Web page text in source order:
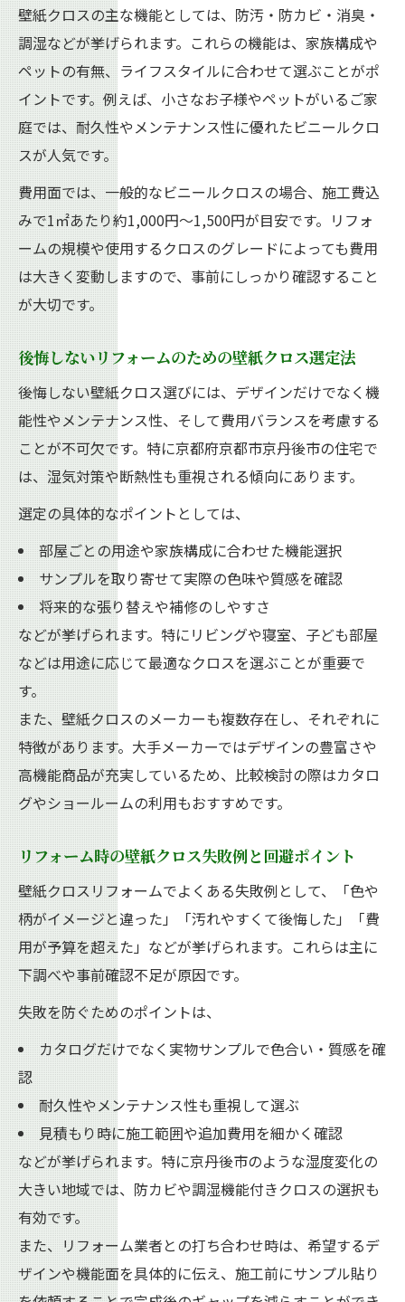
術
壁紙クロスリフォームの見積もりポイント
を紹介
費用を抑える壁紙クロスリフォームのコツ
機能性を重視したクロス選定のポイント
リフォーム時に重視すべき壁紙クロスの機
能性
リフォーム成功のための機能性クロスの選
び方
壁紙クロスリフォームで注目の防汚・消臭
機能とは
リフォーム時の機能性壁紙クロス比較ポイ
ント
機能性重視のリフォームで失敗しないクロ
ス選定術
補修と張替えで迷う時の最適判断法とは
リフォーム時の壁紙クロス補修か張替えか
の見極め方
壁紙クロスリフォームで迷う補修と張替え
の基準
リフォームの壁紙クロス補修費用と張替え
費用比較
壁紙クロスリフォームでの補修適用パター
ンとは
リフォーム時に知りたい壁紙クロス補修の
目安
部屋の広さ別リフォーム費用の考え方
リフォーム時の壁紙クロス費用と部屋サイ
ズの関係
8畳や20畳に合わせた壁紙クロスリフォーム
の目安
リフォーム費用を広さ別に壁紙クロスで比
較検討
部屋の㎡数で変わる壁紙クロスリフォーム
費用
リフォーム時に役立つ壁紙クロスの必要量
算出法
クロスメーカー比較で理想の空間づくり
リフォームで選ぶ壁紙クロスの主要メーカ
ー特徴
リフォーム時の壁紙クロスメーカー比較ポ
イント
壁紙クロスリフォームに役立つメーカーの
壁紙クロスの主な機能としては、防汚・防カビ・消臭・
調湿などが挙げられます。これらの機能は、家族構成や
ペットの有無、ライフスタイルに合わせて選ぶことがポ
イントです。例えば、小さなお子様やペットがいるご家
庭では、耐久性やメンテナンス性に優れたビニールクロ
スが人気です。
費用面では、一般的なビニールクロスの場合、施工費込
みで1㎡あたり約1,000円～1,500円が目安です。リフォ
ームの規模や使用するクロスのグレードによっても費用
は大きく変動しますので、事前にしっかり確認すること
が大切です。
後悔しないリフォームのための壁紙クロス選定法
後悔しない壁紙クロス選びには、デザインだけでなく機
能性やメンテナンス性、そして費用バランスを考慮する
ことが不可欠です。特に京都府京都市京丹後市の住宅で
は、湿気対策や断熱性も重視される傾向にあります。
選定の具体的なポイントとしては、
部屋ごとの用途や家族構成に合わせた機能選択
サンプルを取り寄せて実際の色味や質感を確認
将来的な張り替えや補修のしやすさ
などが挙げられます。特にリビングや寝室、子ども部屋
などは用途に応じて最適なクロスを選ぶことが重要で
す。
また、壁紙クロスのメーカーも複数存在し、それぞれに
特徴があります。大手メーカーではデザインの豊富さや
高機能商品が充実しているため、比較検討の際はカタロ
グやショールームの利用もおすすめです。
リフォーム時の壁紙クロス失敗例と回避ポイント
壁紙クロスリフォームでよくある失敗例として、「色や
柄がイメージと違った」「汚れやすくて後悔した」「費
用が予算を超えた」などが挙げられます。これらは主に
下調べや事前確認不足が原因です。
失敗を防ぐためのポイントは、
カタログだけでなく実物サンプルで色合い・質感を確
認
耐久性やメンテナンス性も重視して選ぶ
見積もり時に施工範囲や追加費用を細かく確認
などが挙げられます。特に京丹後市のような湿度変化の
大きい地域では、防カビや調湿機能付きクロスの選択も
有効です。
また、リフォーム業者との打ち合わせ時は、希望するデ
ザインや機能面を具体的に伝え、施工前にサンプル貼り